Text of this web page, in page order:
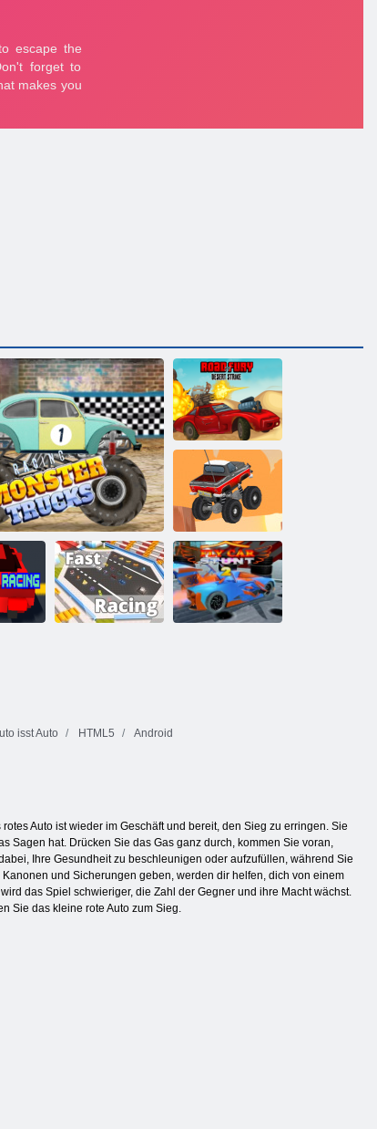
Straße des Fury
Desert Strike
Endloser LKW
isst Auto HTML5 Android
Auto ist wieder im Geschäft und bereit, den Sieg zu erringen. Sie
Sagen hat. Drücken Sie das Gas ganz durch, kommen Sie voran,
Ihre Gesundheit zu beschleunigen oder aufzufüllen, während Sie
und Sicherungen geben, werden dir helfen, dich von einem
das Spiel schwieriger, die Zahl der Gegner und ihre Macht wächst.
Sie das kleine rote Auto zum Sieg.